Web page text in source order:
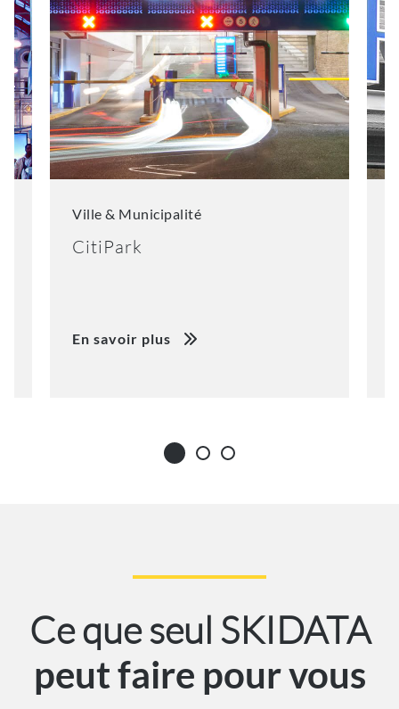
Ville & Municipalité
CitiPark
En savoir plus
Ce que seul SKIDATA
peut faire pour vous